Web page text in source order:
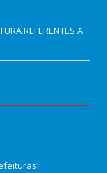
REFERENTES A
!